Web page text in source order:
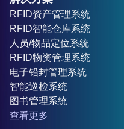
RFID资产管理系统
RFID智能仓库系统
人员/物品定位系统
RFID物资管理系统
电子铅封管理系统
智能巡检系统
图书管理系统
查看更多